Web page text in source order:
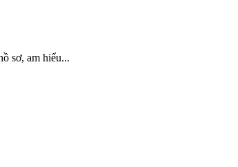
sơ, am hiểu...